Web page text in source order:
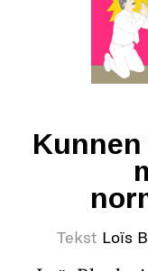
Kunnen
Tekst Loïs